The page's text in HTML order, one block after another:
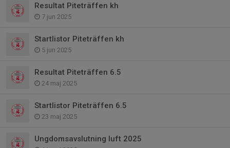
Resultat Piteträffen kh
7 jun 2025
Startlistor Piteträffen kh
5 jun 2025
Resultat Piteträffen 6.5
24 maj 2025
Startlistor Piteträffen 6.5
23 maj 2025
Ungdomsavslutning luft 2025